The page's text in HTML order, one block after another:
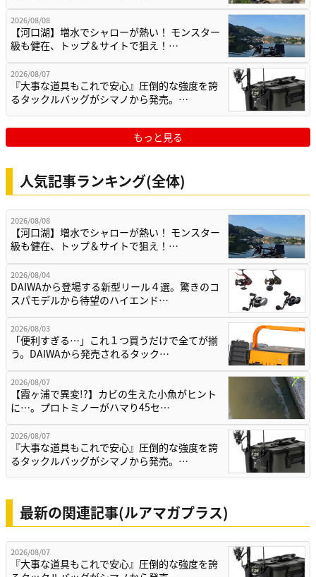
2026/08/08
【河口湖】増水でシャローが熱い！ モンスター
級も健在、トップ＆サイトで狙え！…
2026/08/07
『大事な道具もこれで安心』圧倒的な強度を誇
るタックルバッグがシマノから発売。…
もっと見る
人気記事ランキング(全体)
2026/08/08
【河口湖】増水でシャローが熱い！ モンスター
級も健在、トップ＆サイトで狙え！…
2026/08/04
DAIWAから登場する新型リール４選。驚きのコ
スパモデルから待望のハイエンド…
2026/08/03
「便利すぎる…」これ１つ買うだけで全てが揃
う。DAIWAから発売されるタック…
2026/08/07
【霞ヶ浦で異変!?】カビの生えた小魚がヒント
に…。プロトミノーがハマり45セ…
2026/08/07
『大事な道具もこれで安心』圧倒的な強度を誇
るタックルバッグがシマノから発売。…
最新の関連記事(ルアマガプラス)
2026/08/07
『大事な道具もこれで安心』圧倒的な強度を誇